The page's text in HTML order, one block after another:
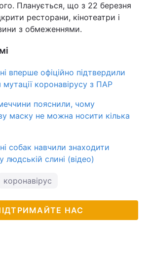
Планується, що з 22 березня
ресторани, кінотеатри і
з обмеженнями.
вперше офіційно підтвердили
мутації коронавірусу з ПАР
пояснили, чому
маску не можна носити кілька
собак навчили знаходити
людській слині (відео)
коронавірус
НАС